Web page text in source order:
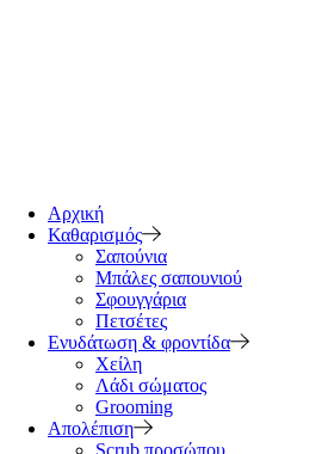
Αρχική
Καθαρισμός
Σαπούνια
Μπάλες σαπουνιού
Σφουγγάρια
Πετσέτες
Ενυδάτωση & φροντίδα
Χείλη
Λάδι σώματος
Grooming
Απολέπιση
Scrub προσώπου